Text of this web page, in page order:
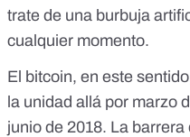
trate de una burbuja
cualquier momento.
El bitcoin, en este
la unidad allá por marzo
junio de 2018. La